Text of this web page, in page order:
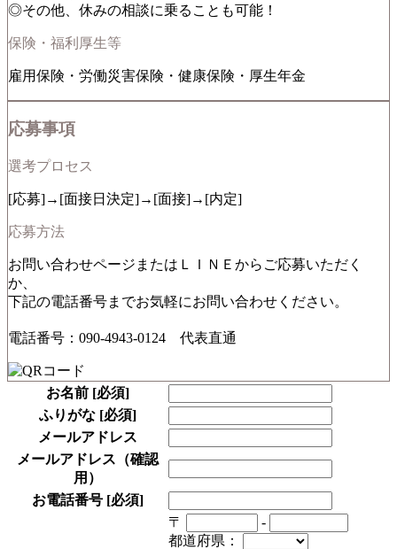
◎その他、休みの相談に乗ることも可能！
保険・福利厚生等
雇用保険・労働災害保険・健康保険・厚生年金
応募事項
選考プロセス
[応募]→[面接日決定]→[面接]→[内定]
応募方法
お問い合わせページまたはＬＩＮＥからご応募いただく
か、
下記の電話番号までお気軽にお問い合わせください。
電話番号：090-4943-0124 代表直通
お名前 [必須]
ふりがな [必須]
メールアドレス
メールアドレス（確認
用）
お電話番号 [必須]
〒
-
都道府県：